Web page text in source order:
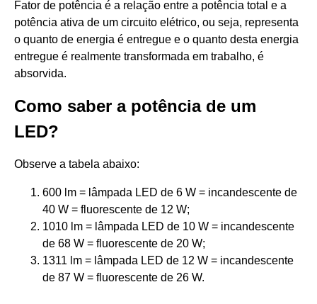
Fator de potência é a relação entre a potência total e a
potência ativa de um circuito elétrico, ou seja, representa
o quanto de energia é entregue e o quanto desta energia
entregue é realmente transformada em trabalho, é
absorvida.
Como saber a potência de um
LED?
Observe a tabela abaixo:
600 lm = lâmpada LED de 6 W = incandescente de
40 W = fluorescente de 12 W;
1010 lm = lâmpada LED de 10 W = incandescente
de 68 W = fluorescente de 20 W;
1311 lm = lâmpada LED de 12 W = incandescente
de 87 W = fluorescente de 26 W.